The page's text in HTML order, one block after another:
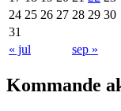
24 25 26 27 28 29 30
31
« jul
sep »
Kommande